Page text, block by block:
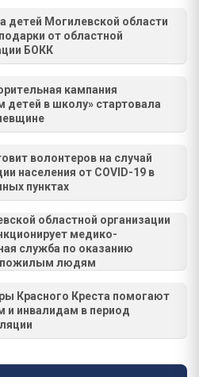
детей Могилевской области
от областной
БОКК
кампания
детей в школу» стартовала
волонтеров на случай
населения от COVID-19 в
пунктах
областной организации
медико-
служба по оказанию
людям
Красного Креста помогают
инвалидам в период